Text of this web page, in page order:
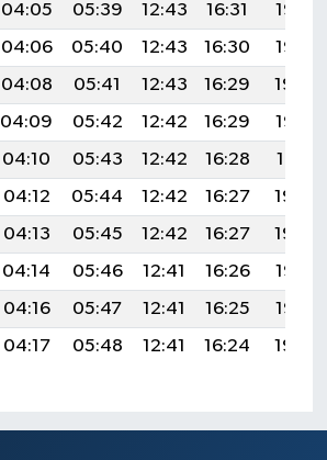
04:05 05:39 12:43 16:31
19:37
04:06 05:40 12:43 16:30
19:36
04:08 05:41 12:43 16:29
19:34
04:09 05:42 12:42 16:29
19:33
04:10 05:43 12:42 16:28
19:31
04:12 05:44 12:42 16:27
19:30
04:13 05:45 12:42 16:27
19:29
04:14 05:46 12:41 16:26
19:27
04:16 05:47 12:41 16:25
19:26
04:17 05:48 12:41 16:24 19:24